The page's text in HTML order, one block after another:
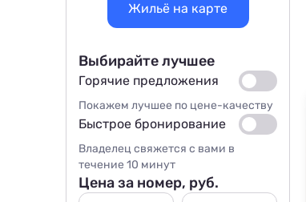
Жильё на карте
Выбирайте лучшее
Горячие предложения
Покажем лучшее по цене-качеству
Быстрое бронирование
Владелец свяжется с вами в
течение 10 минут
Цена за номер, руб.